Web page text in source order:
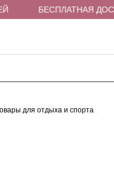
БЕСПЛАТНАЯ
для отдыха и спорта